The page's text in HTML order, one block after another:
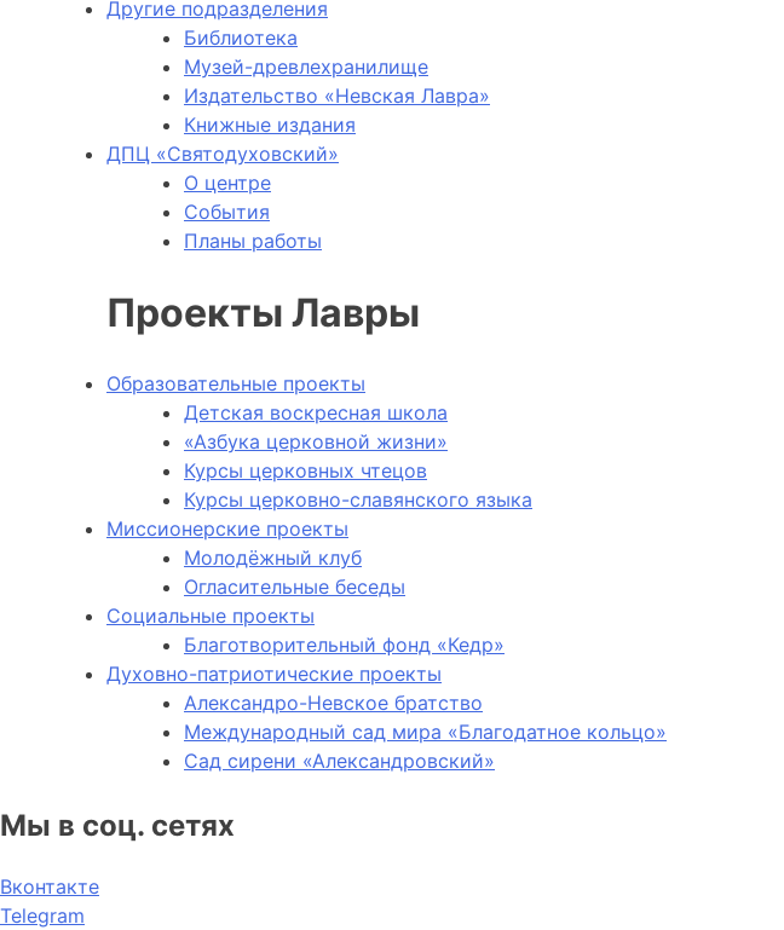
Другие подразделения
Библиотека
Музей-древлехранилище
Издательство «Невская Лавра»
Книжные издания
ДПЦ «Святодуховский»
О центре
События
Планы работы
Проекты Лавры
Образовательные проекты
Детская воскресная школа
«Азбука церковной жизни»
Курсы церковных чтецов
Курсы церковно-славянского языка
Миссионерские проекты
Молодёжный клуб
Огласительные беседы
Социальные проекты
Благотворительный фонд «Кедр»
Духовно-патриотические проекты
Александро-Невское братство
Международный сад мира «Благодатное кольцо»
Сад сирени «Александровский»
Мы в соц. сетях
Вконтакте
Telegram